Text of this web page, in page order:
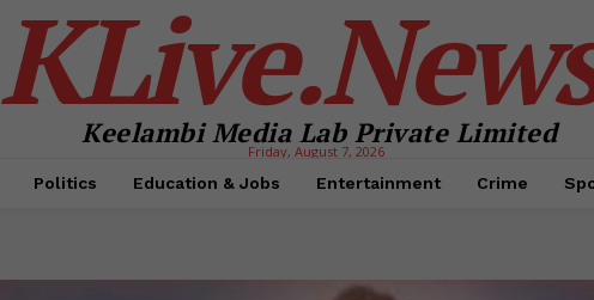
Keelambi Media Lab Private Limited
Friday, August 7, 2026
Politics Education & Jobs Entertainment Crime